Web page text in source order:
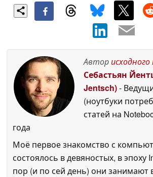
Автор
Себастьян
Jentsch)-
(ноутбуки
статей на
года
Моё первое знакомство с
состоялось в девяностых, в эпоху
пор (и по сей день) они занимают